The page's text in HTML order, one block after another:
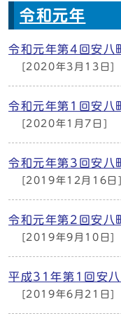
令和元年
令和元年第4回安八
[2020年3月13日]
令和元年第1回安八
[2020年1月7日]
令和元年第3回安八
[2019年12月16日]
令和元年第2回安八
[2019年9月10日]
平成31年第1回安
[2019年6月21日]